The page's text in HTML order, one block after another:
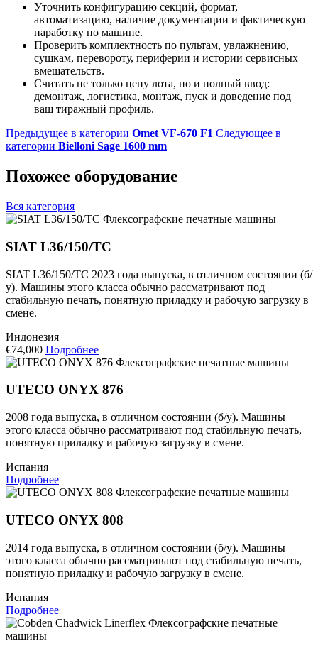
Уточнить конфигурацию секций, формат,
автоматизацию, наличие документации и фактическую
наработку по машине.
Проверить комплектность по пультам, увлажнению,
сушкам, перевороту, периферии и истории сервисных
вмешательств.
Считать не только цену лота, но и полный ввод:
демонтаж, логистика, монтаж, пуск и доведение под
ваш тиражный профиль.
Предыдущее в категории Omet VF-670 F1 Следующее в
категории Bielloni Sage 1600 mm
Похожее оборудование
Вся категория
Флексографские печатные машины
SIAT L36/150/TC
SIAT L36/150/TC 2023 года выпуска, в отличном состоянии (б/
у). Машины этого класса обычно рассматривают под
стабильную печать, понятную приладку и рабочую загрузку в
смене.
Индонезия
€74,000 Подробнее
Флексографские печатные машины
UTECO ONYX 876
2008 года выпуска, в отличном состоянии (б/у). Машины
этого класса обычно рассматривают под стабильную печать,
понятную приладку и рабочую загрузку в смене.
Испания
Подробнее
Флексографские печатные машины
UTECO ONYX 808
2014 года выпуска, в отличном состоянии (б/у). Машины
этого класса обычно рассматривают под стабильную печать,
понятную приладку и рабочую загрузку в смене.
Испания
Подробнее
Флексографские печатные
машины